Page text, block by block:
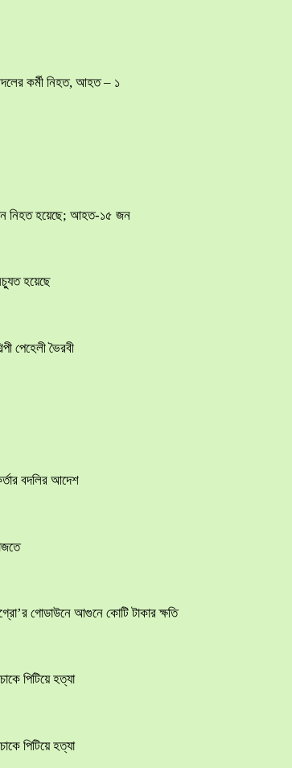
কর্মী নিহত, আহত – ১
জন নিহত হয়েছে; আহত-১৫ জন
হয়েছে
পেহেলী ভৈরবী
বদলির আদেশ
গোডাউনে আগুনে কোটি টাকার ক্ষতি
পিটিয়ে হত্যা
পিটিয়ে হত্যা